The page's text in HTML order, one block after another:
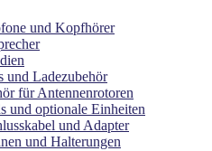
und Kopfhörer
und Ladezubehör
für Antennenrotoren
und optionale Einheiten
und Adapter
und Halterungen